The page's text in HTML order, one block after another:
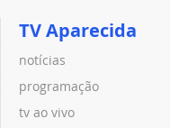
TV Aparecida
notícias
programação
tv ao vivo